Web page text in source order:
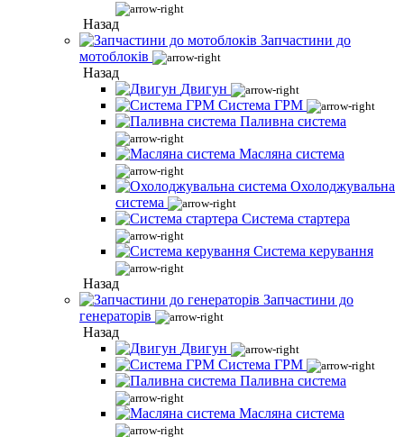
Назад
Запчастини до
мотоблоків
Назад
Двигун
Система ГРМ
Паливна система
Масляна система
Охолоджувальна
система
Система стартера
Система керування
Назад
Запчастини до
генераторів
Назад
Двигун
Система ГРМ
Паливна система
Масляна система